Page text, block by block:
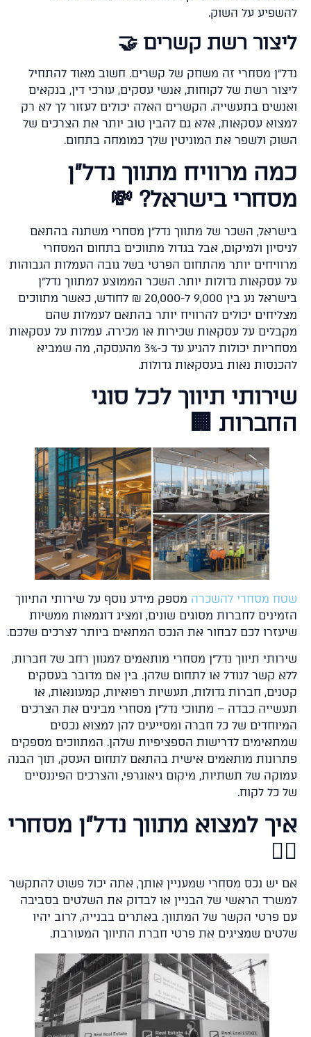
על השוק.
רשת קשרים 🤝
מסחרי זה משחק של קשרים. חשוב מאוד להתחיל
רשת של לקוחות, אנשי עסקים, עורכי דין, בנקאים
בתעשייה. הקשרים האלה יכולים לעזור לך לא רק
עסקאות, אלא גם להבין טוב יותר את הצרכים של
ולשפר את המוניטין שלך כמומחה בתחום.
מרוויח מתווך נדל"ן
בישראל? 💸
השכר של מתווך נדל"ן מסחרי משתנה בהתאם
ולמיקום, אבל בגדול מתווכים בתחום המסחרי
יותר מהתחום הפרטי בשל גובה העמלות הגבוהות
עסקאות גדולות יותר. השכר הממוצע למתווך נדל"ן
בישראל נע בין 9,000 ל-20,000 ₪ לחודש, כאשר מתווכים
יכולים להרוויח יותר בהתאם לעמלות שהם
על עסקאות שכירות או מכירה. עמלות על עסקאות
מסחריות יכולות להגיע עד כ-3% מהעסקה, מה שמביא
נאות בעסקאות גדולות.
תיווך לכל סוגי
🏢
מסחרי להשכרהמספק מידע נוסף על שירותי התיווך
לחברות מסוגים שונים, ומציג דוגמאות ממשיות
לכם לבחור את הנכס המתאים ביותר לצרכים שלכם.
תיווך נדל"ן מסחרי מותאמים למגוון רחב של חברות,
קשר לגודל או לתחום שלהן. בין אם מדובר בעסקים
חברות גדולות, תעשיות רפואיות, קמעונאות, או
כבדה – מתווכי נדל"ן מסחרי מבינים את הצרכים
של כל חברה ומסייעים להן למצוא נכסים
לדרישות הספציפיות שלהן. המתווכים מספקים
מותאמים אישית בהתאם לתחום העסק, תוך הבנה
של תשתיות, מיקום גיאוגרפי, והצרכים הפיננסיים
כל לקוח.
למצוא מתווך נדל"ן מסחרי
יש נכס מסחרי שמעניין אותך, אתה יכול פשוט להתקשר
הראשי של הבניין או לבדוק את השלטים בסביבה
פרטי הקשר של המתווך. באתרים בבנייה, לרוב יהיו
שמציגים את פרטי חברת התיווך המעורבת.